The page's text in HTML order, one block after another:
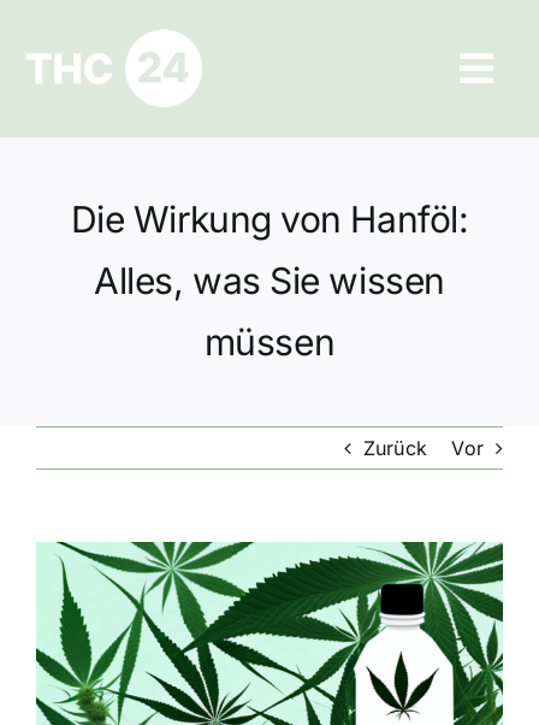
springen
Ratgeber
Hilfe und Kontakt
Datenschutz
Die Wirkung von Hanföl:
Alles, was Sie wissen
müssen
Zurück Vor
Zeige
grösseres
Bild